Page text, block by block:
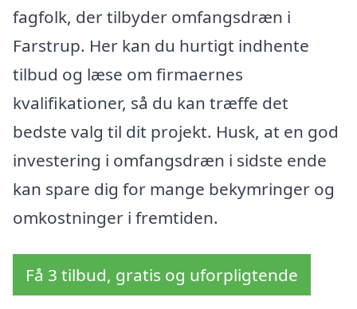
fagfolk, der tilbyder omfangsdræn i
Farstrup. Her kan du hurtigt indhente
tilbud og læse om firmaernes
kvalifikationer, så du kan træffe det
bedste valg til dit projekt. Husk, at en god
investering i omfangsdræn i sidste ende
kan spare dig for mange bekymringer og
omkostninger i fremtiden.
Få 3 tilbud, gratis og uforpligtende